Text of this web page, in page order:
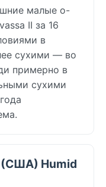
малые о-
II за 16
в
сухими — во
примерно в
сухими
(США) Humid